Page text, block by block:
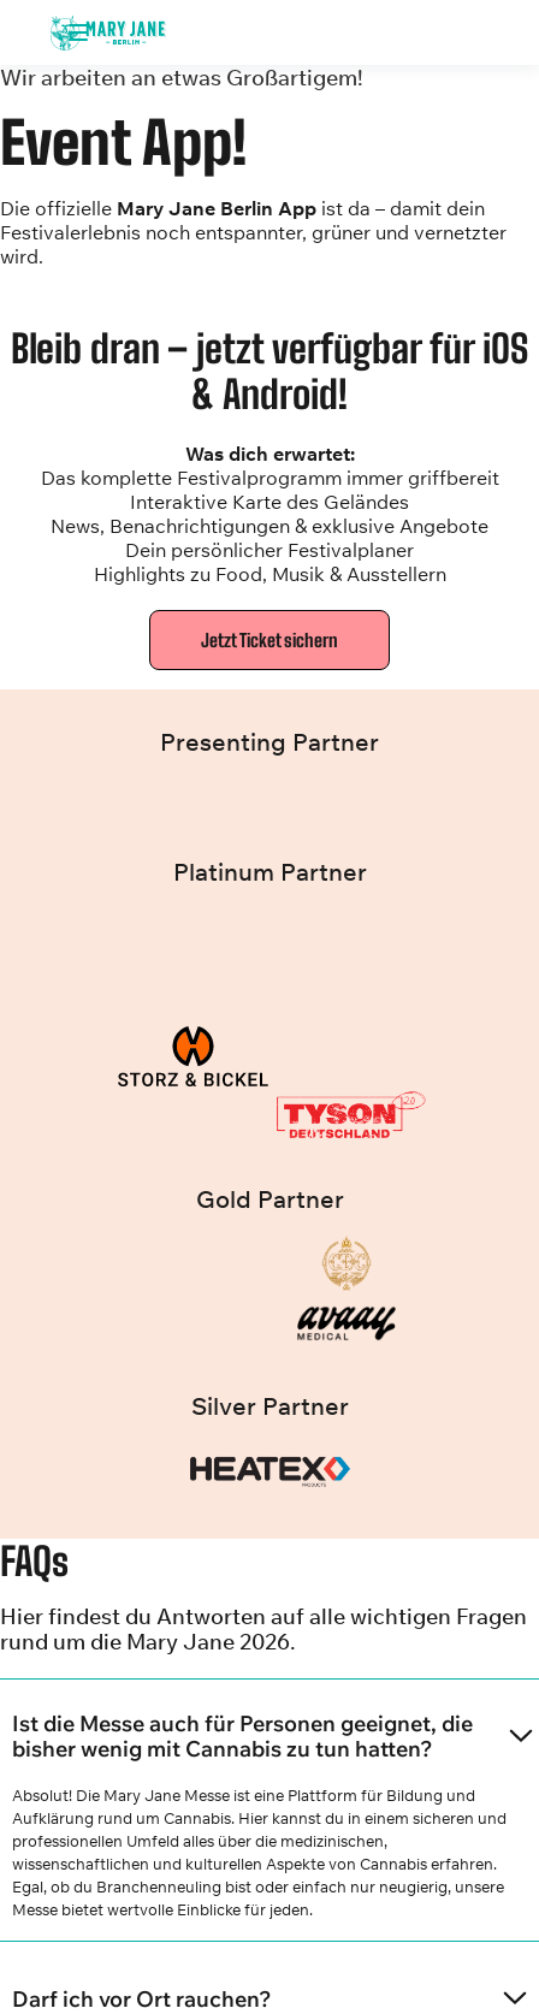
Wir arbeiten an etwas Großartigem!
Event App!
Die offizielle Mary Jane Berlin App ist da – damit dein
Festivalerlebnis noch entspannter, grüner und vernetzter
wird.
Bleib dran – jetzt verfügbar für iOS
& Android!
Was dich erwartet:
Das komplette Festivalprogramm immer griffbereit
Interaktive Karte des Geländes
News, Benachrichtigungen & exklusive Angebote
Dein persönlicher Festivalplaner
Highlights zu Food, Musik & Ausstellern
Jetzt Ticket sichern
Presenting Partner
Platinum Partner
Gold Partner
Silver Partner
FAQs
Hier findest du Antworten auf alle wichtigen Fragen
rund um die Mary Jane 2026.
Ist die Messe auch für Personen geeignet, die
bisher wenig mit Cannabis zu tun hatten?
Absolut! Die Mary Jane Messe ist eine Plattform für Bildung und
Aufklärung rund um Cannabis. Hier kannst du in einem sicheren und
professionellen Umfeld alles über die medizinischen,
wissenschaftlichen und kulturellen Aspekte von Cannabis erfahren.
Egal, ob du Branchenneuling bist oder einfach nur neugierig, unsere
Messe bietet wertvolle Einblicke für jeden.
Darf ich vor Ort rauchen?